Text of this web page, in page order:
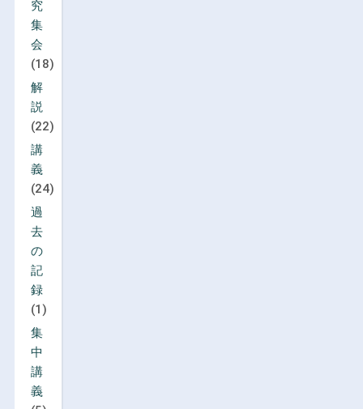
究
集
会
(18)
解
説
(22)
講
義
(24)
過
去
の
記
録
(1)
集
中
講
義